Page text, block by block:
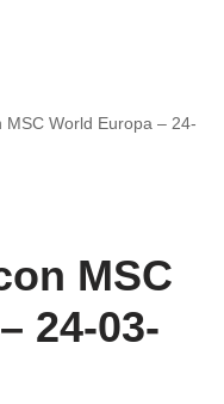
World Europa – 24-
MSC
24-03-